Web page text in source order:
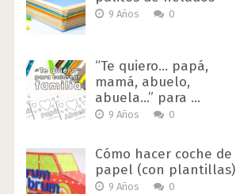
9 Años 0
“Te quiero… papá,
mamá, abuelo,
abuela…” para …
9 Años 0
Cómo hacer coche de
papel (con plantillas)
9 Años 0